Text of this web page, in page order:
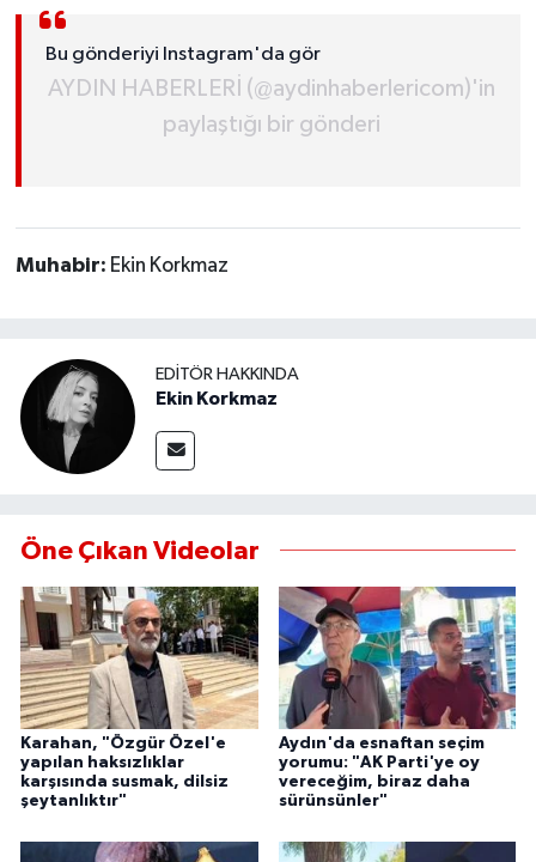
Bu gönderiyi Instagram'da gör
AYDIN HABERLERİ (@aydinhaberlericom)'in
paylaştığı bir gönderi
Muhabir: Ekin Korkmaz
EDITÖR HAKKINDA
Ekin Korkmaz
Öne Çıkan Videolar
Karahan, "Özgür Özel'e
yapılan haksızlıklar
karşısında susmak, dilsiz
şeytanlıktır"
Aydın'da esnaftan seçim
yorumu: "AK Parti'ye oy
vereceğim, biraz daha
sürünsünler"
SAĞLIK
ŞİRKET HABERLERİ
TEKNOLOJİ
YEREL
AFYON
DENİZLİ
İZMİR
KÜTAHYA